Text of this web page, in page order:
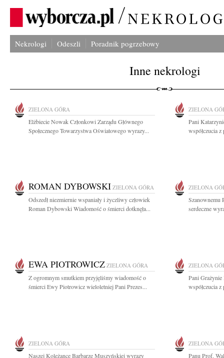
Nekrologi Odeszli Poradnik pogrzebowy
Inne nekrologi
ZIELONA GÓRA
Elżbiecie Nowak Członkowi Zarządu Głównego
Społecznego Towarzystwa Oświatowego wyrazy...
ZIELONA
Pani
współczucia
ROMAN DYBOWSKI ZIELONA GÓRA
Odszedł niezmiernie wspaniały i życzliwy człowiek
Roman Dybowski Wiadomość o śmierci dotknęła...
ZIELONA
Szanownemu
serdeczne
EWA PIOTROWICZ ZIELONA GÓRA
Z ogromnym smutkiem przyjęliśmy wiadomość o
śmierci Ewy Piotrowicz wieloletniej Pani Prezes...
ZIELONA
Pani Grażynie
współczucia
ZIELONA GÓRA
Naszej Koleżance Barbarze Muszyńskiej wyrazy
ZIELONA
Panu Prof.